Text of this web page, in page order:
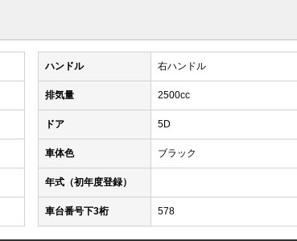
ハンドル 右ハンドル
排気量 2500cc
ドア 5D
車体色 ブラック
年式（初年度登録）
車台番号下3桁 578